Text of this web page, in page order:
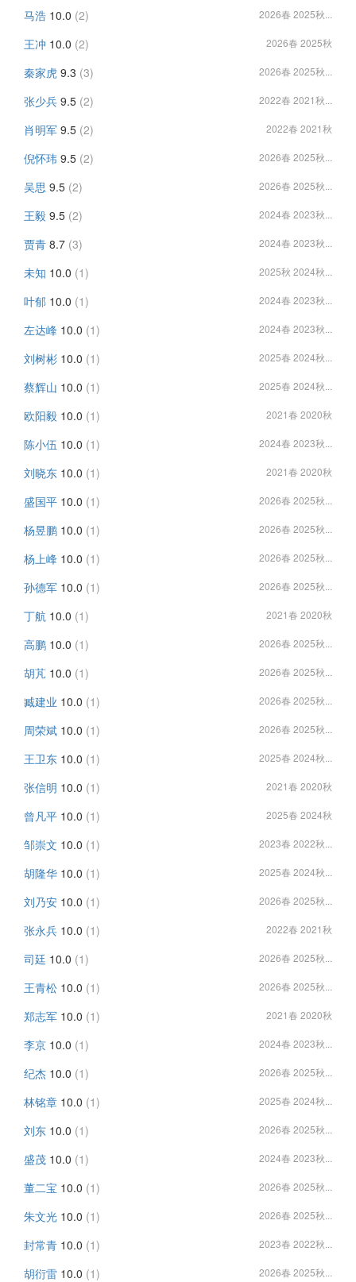
马浩 10.0 (2) 2026春 2025秋...
王冲 10.0 (2) 2026春 2025秋
秦家虎 9.3 (3) 2026春 2025秋...
张少兵 9.5 (2) 2022春 2021秋...
肖明军 9.5 (2) 2022春 2021秋
倪怀玮 9.5 (2) 2026春 2025秋...
吴思 9.5 (2) 2026春 2025秋...
王毅 9.5 (2) 2024春 2023秋...
贾青 8.7 (3) 2024春 2023秋...
未知 10.0 (1) 2025秋 2024秋...
叶郁 10.0 (1) 2024春 2023秋...
左达峰 10.0 (1) 2024春 2023秋...
刘树彬 10.0 (1) 2025春 2024秋...
蔡辉山 10.0 (1) 2025春 2024秋...
欧阳毅 10.0 (1) 2021春 2020秋
陈小伍 10.0 (1) 2024春 2023秋...
刘晓东 10.0 (1) 2021春 2020秋
盛国平 10.0 (1) 2026春 2025秋...
杨昱鹏 10.0 (1) 2026春 2025秋...
杨上峰 10.0 (1) 2026春 2025秋...
孙德军 10.0 (1) 2026春 2025秋...
丁航 10.0 (1) 2021春 2020秋
高鹏 10.0 (1) 2026春 2025秋...
胡芃 10.0 (1) 2026春 2025秋...
臧建业 10.0 (1) 2026春 2025秋...
周荣斌 10.0 (1) 2026春 2025秋...
王卫东 10.0 (1) 2025春 2024秋...
张信明 10.0 (1) 2021春 2020秋
曾凡平 10.0 (1) 2025春 2024秋
邹崇文 10.0 (1) 2023春 2022秋...
胡隆华 10.0 (1) 2025春 2024秋...
刘乃安 10.0 (1) 2026春 2025秋...
张永兵 10.0 (1) 2022春 2021秋
司廷 10.0 (1) 2026春 2025秋...
王青松 10.0 (1) 2026春 2025秋...
郑志军 10.0 (1) 2021春 2020秋
李京 10.0 (1) 2024春 2023秋...
纪杰 10.0 (1) 2026春 2025秋...
林铭章 10.0 (1) 2025春 2024秋...
刘东 10.0 (1) 2026春 2025秋...
盛茂 10.0 (1) 2024春 2023秋...
董二宝 10.0 (1) 2026春 2025秋...
朱文光 10.0 (1) 2026春 2025秋...
封常青 10.0 (1) 2023春 2022秋...
胡衍雷 10.0 (1) 2026春 2025秋...